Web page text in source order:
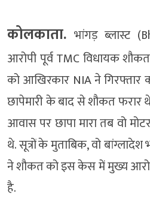
कोलकाता.भांगड़ ब्लास्ट
आरोपी पूर्व TMC विधायक
को आखिरकार NIA ने गिरफ्तार
छापेमारी के बाद से शौकत
आवास पर छापा मारा तब वो
थे. सूत्रों के मुताबिक, वो
ने शौकत को इस केस में मुख्य
है.